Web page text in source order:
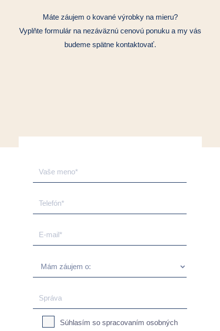
Máte záujem o kované výrobky na mieru?
Vyplňte formulár na nezáväznú cenovú ponuku a my vás
budeme spätne kontaktovať.
Súhlasím so spracovaním osobných